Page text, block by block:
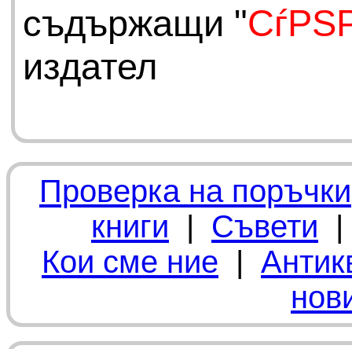
съдържащи "
издател
Проверка на поръчки
книги | Съвети
Кои сме ние |